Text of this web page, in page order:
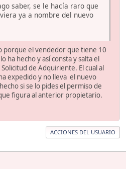
saber, se le hacía raro que
ya a nombre del nuevo
porque el vendedor que tiene 10
ha hecho y así consta y salta el
de Adquiriente. El cual al
expedido y no lleva el nuevo
si se lo pides el permiso de
figura al anterior propietario.
ACCIONES DEL USUARIO